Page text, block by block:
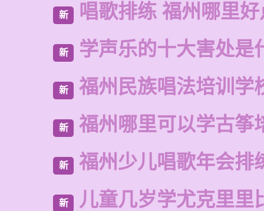
新 唱歌排练 福州哪里好
新 学声乐的十大害处是
新 福州民族唱法培训学
新 福州哪里可以学古筝
新 福州少儿唱歌年会排
新 儿童几岁学尤克里里